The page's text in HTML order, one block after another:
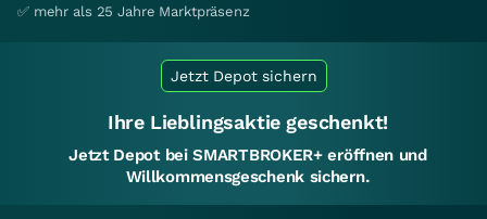
✅ mehr als 25 Jahre Marktpräsenz
Jetzt Depot sichern
Ihre Lieblingsaktie geschenkt!
Jetzt Depot bei SMARTBROKER+ eröffnen und
Willkommensgeschenk sichern.